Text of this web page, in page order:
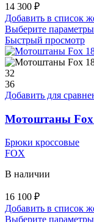
14 300 ₽
Добавить в список
Выберите параметры
Быстрый просмотр
32
36
Добавить для
Мотоштаны Fox
Брюки кроссовые
FOX
В наличии
16 100 ₽
Добавить в список
Выберите параметры